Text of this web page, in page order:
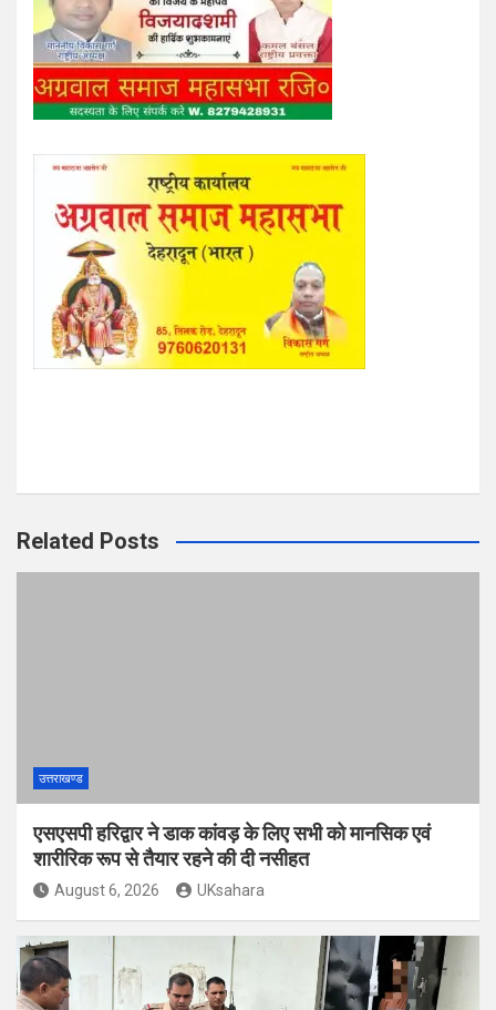
Related Posts
उत्तराखण्ड
एसएसपी हरिद्वार ने डाक कांवड़ के लिए सभी को मानसिक एवं
शारीरिक रूप से तैयार रहने की दी नसीहत
August 6, 2026 UKsahara